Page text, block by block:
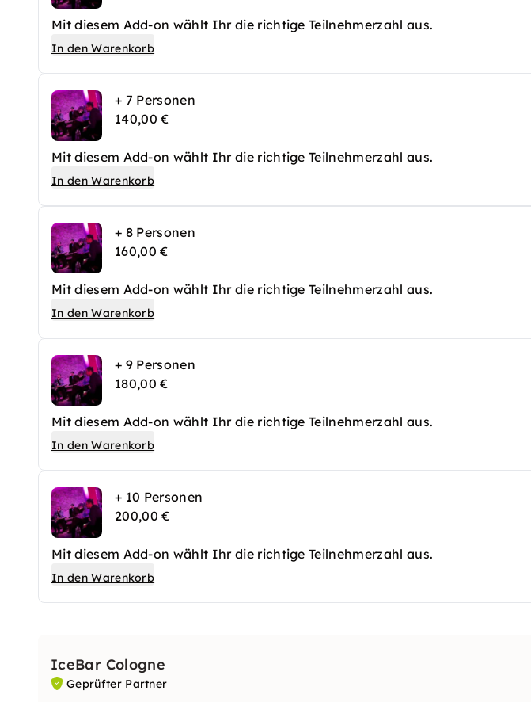
Mit diesem Add-on wählt Ihr die richtige Teilnehmerzahl aus.
In den Warenkorb
+ 7 Personen
140,00 €
Mit diesem Add-on wählt Ihr die richtige Teilnehmerzahl aus.
In den Warenkorb
+ 8 Personen
160,00 €
Mit diesem Add-on wählt Ihr die richtige Teilnehmerzahl aus.
In den Warenkorb
+ 9 Personen
180,00 €
Mit diesem Add-on wählt Ihr die richtige Teilnehmerzahl aus.
In den Warenkorb
+ 10 Personen
200,00 €
Mit diesem Add-on wählt Ihr die richtige Teilnehmerzahl aus.
In den Warenkorb
IceBar Cologne
Geprüfter Partner